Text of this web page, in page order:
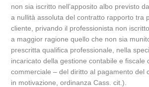
non sia iscritto nell’apposito albo previsto
a nullità assoluta del contratto rapporto tra
cliente, privando il professionista non
a maggior ragione quello che non sia
prescritta qualifica professionale, nella
incaricato della gestione contabile e fiscale
commerciale – del diritto al pagamento del
in motivazione, ordinanza Cass. cit.).